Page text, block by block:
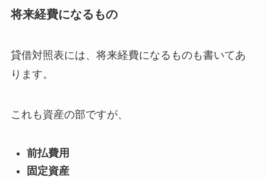
将来経費になるもの
貸借対照表には、将来経費になるものも書いてあ
ります。
これも資産の部ですが、
前払費用
固定資産